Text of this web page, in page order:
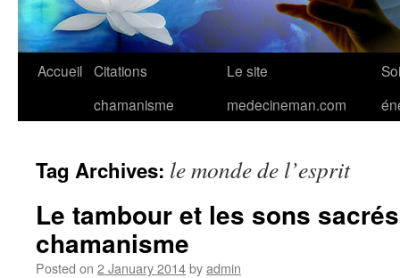
Accueil Citations
chamanisme
Le site
medecineman.com
Tag Archives: le monde de l’esprit
Le tambour et les sons
chamanisme
Posted on 2 January 2014byadmin